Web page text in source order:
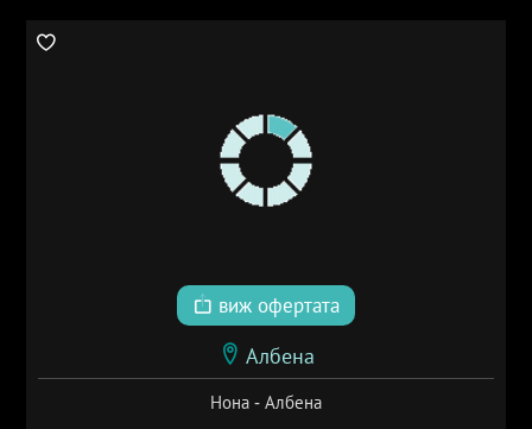
виж офертата
Албена
Нона - Албена